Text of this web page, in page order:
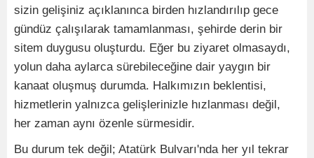
sizin gelişiniz açıklanınca birden hızlandırılıp gece
gündüz çalışılarak tamamlanması, şehirde derin bir
sitem duygusu oluşturdu. Eğer bu ziyaret olmasaydı,
yolun daha aylarca sürebileceğine dair yaygın bir
kanaat oluşmuş durumda. Halkımızın beklentisi,
hizmetlerin yalnızca gelişlerinizle hızlanması değil,
her zaman aynı özenle sürmesidir.
Bu durum tek değil; Atatürk Bulvarı'nda her yıl tekrar